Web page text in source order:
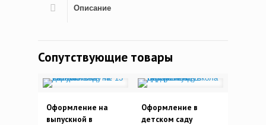
Описание
Сопутствующие товары
Оформление на
выпускной в
Оформление в
детском саду